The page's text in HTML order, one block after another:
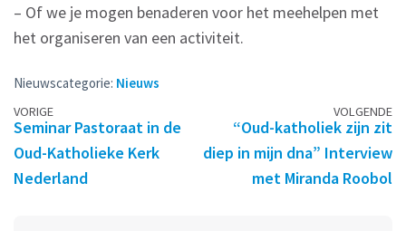
– Of we je mogen benaderen voor het meehelpen met
het organiseren van een activiteit.
Nieuwscategorie: Nieuws
Berichtennavigatie
VORIGE
Seminar Pastoraat in de
Oud-Katholieke Kerk
Nederland
VOLGENDE
“Oud-katholiek zijn zit
diep in mijn dna” Interview
met Miranda Roobol